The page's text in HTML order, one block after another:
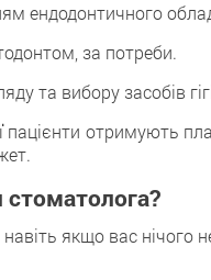
ендодонтичного
за потреби.
та вибору засобів
пацієнти отримують
стоматолога?
якщо вас нічого